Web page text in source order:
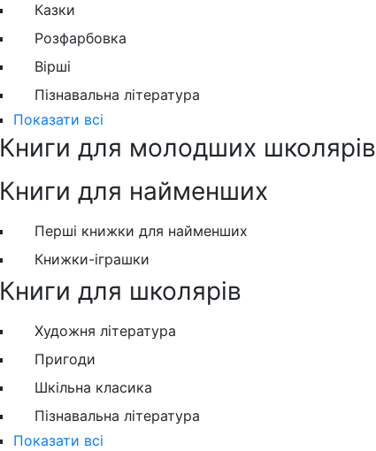
Казки
Розфарбовка
Вірші
Пізнавальна література
Показати всі
Книги для молодших школярів
Книги для найменших
Перші книжки для найменших
Книжки-іграшки
Книги для школярів
Художня література
Пригоди
Шкільна класика
Пізнавальна література
Показати всі